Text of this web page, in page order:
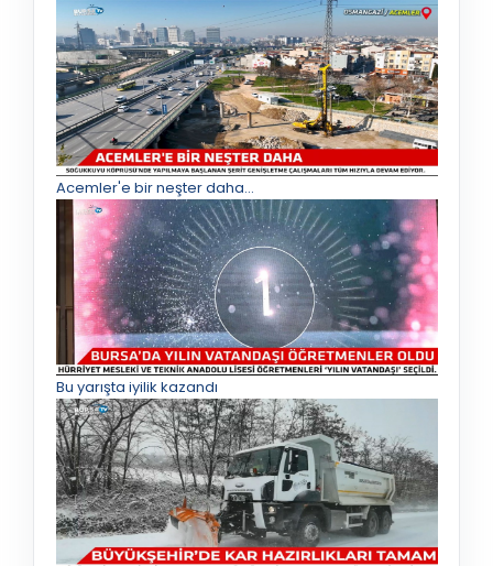
Acemler'e bir neşter daha...
Bu yarışta iyilik kazandı